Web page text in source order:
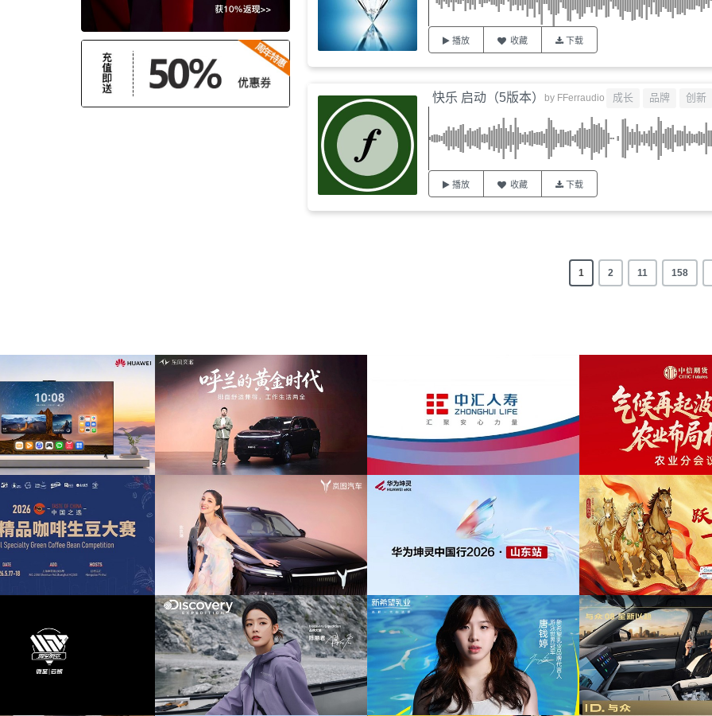
舒缓 (171)
氛围音乐 (167)
优雅 (163)
极简 (140)
(106)
快乐
未来感 (102)
励志的 (98)
(97)
数码 (96)
(96)
(96)
(96)
(94)
(93)
播放 收藏 下载
快乐 启动（5版本） by FFerraudio 成长 品牌 创新
播放 收藏 下载
1 2 11 158
为东风奕派M8上市发布会项目提供音乐版权 为中汇人寿三周年宣传项目提供音乐版权
为中信期货有限公司2026年中策略会提供音
为华为Vision
华
为岚图泰山X8上市发布会互动项目提供音乐
为华为中国行2026山东站传播项目提供音乐
版权
为光明优加x上海博物馆马年限定礼盒宣传项
目提供音乐版权
为《出发吧